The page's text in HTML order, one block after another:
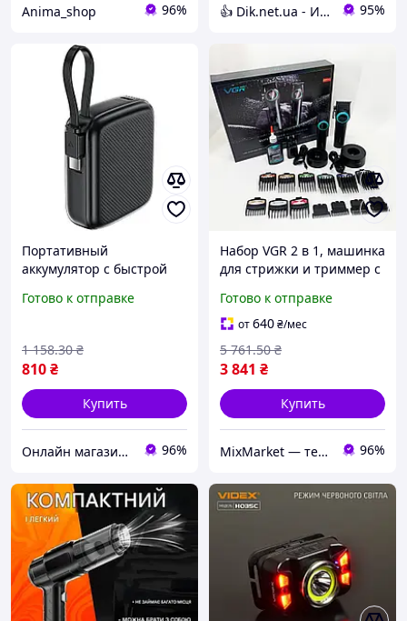
Anima_shop 96% 👍 Dik.net.ua - Интернет магазин 95%
Портативный
аккумулятор с быстрой
двадцать ватт, удобный
мобильными
устройствами
Готово к отправке
810₴
1 158.30 ₴
Купить
Онлайн магазин - Кексик🧁 96%
Набор VGR 2 в 1, машинка
для стрижки и триммер с
Готово к отправке
от640₴/мес
3 841 ₴
5 761.50 ₴
Купить
MixMarket — территория низких цен!💝🎁 96%